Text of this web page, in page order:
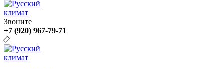
Звоните
+7 (920) 967-79-71